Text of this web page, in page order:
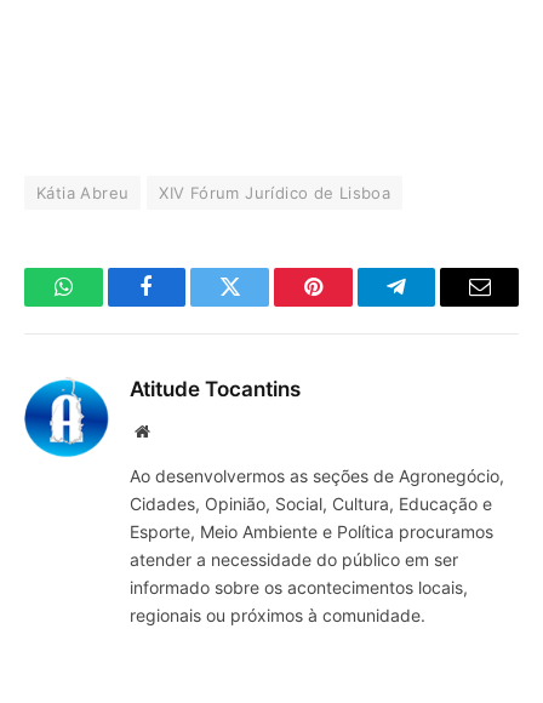
Kátia Abreu XIV Fórum Jurídico de Lisboa
WhatsAppFacebookTwitter Pinterest TelegramaE-
Atitude Tocantins
Site
Ao desenvolvermos as seções de Agronegócio,
Cidades, Opinião, Social, Cultura, Educação e
Esporte, Meio Ambiente e Política procuramos
atender a necessidade do público em ser
informado sobre os acontecimentos locais,
regionais ou próximos à comunidade.